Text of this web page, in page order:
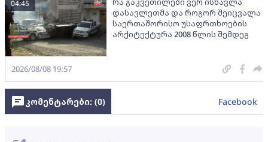
დასავლეთმა და როგორ შეიცვალა
საერთაშორისო უსაფრთხოების
არქიტექტურა 2008 წლის შემდეგ
04:45
2026/08/08 19:57
კომენტარები: (0) Facebook